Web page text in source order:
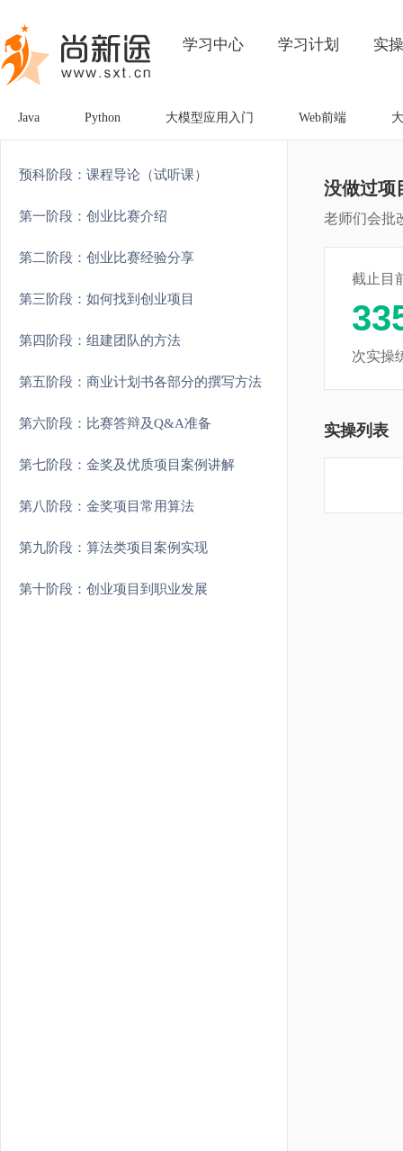
学习中心 学习计划 实操
Java Python 大模型应用入门 Web前端
预科阶段：课程导论（试听课）
第一阶段：创业比赛介绍
第二阶段：创业比赛经验分享
第三阶段：如何找到创业项目
第四阶段：组建团队的方法
第五阶段：商业计划书各部分的撰写方法
第六阶段：比赛答辩及Q&A准备
第七阶段：金奖及优质项目案例讲解
第八阶段：金奖项目常用算法
第九阶段：算法类项目案例实现
第十阶段：创业项目到职业发展
没做过项
老师们会批
截止目
次实操
实操列表